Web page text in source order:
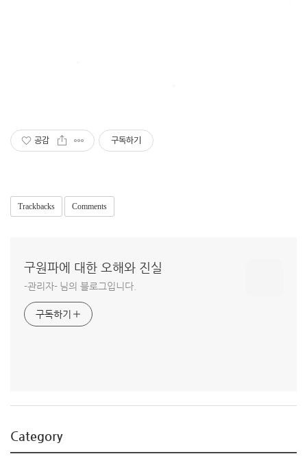
공감 구독하기
Trackbacks Comments
구원파에 대한 오해와 진실
-관리자- 님의 블로그입니다.
구독하기
Category